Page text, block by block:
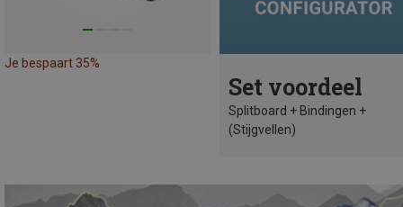
Je bespaart 35%
Set voordeel
Splitboard + Bindingen +
(Stijgvellen)